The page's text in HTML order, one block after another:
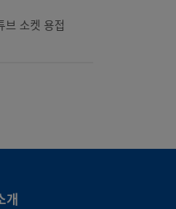
브 소켓 용접
개